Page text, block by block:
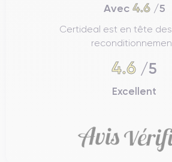
Avec 4.6/5
Certideal est en tête
4.6 /5
Excellent